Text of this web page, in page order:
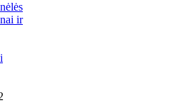
ir